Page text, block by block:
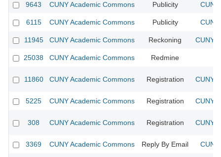
9643 CUNY Academic Commons Publicity
6115 CUNY Academic Commons Publicity
11945 CUNY Academic Commons Reckoning CUNY
25038 CUNY Academic Commons Redmine
11860 CUNY Academic Commons Registration CUNY
5225 CUNY Academic Commons Registration CUNY
308 CUNY Academic Commons Registration CUNY
3369 CUNY Academic Commons Reply By Email